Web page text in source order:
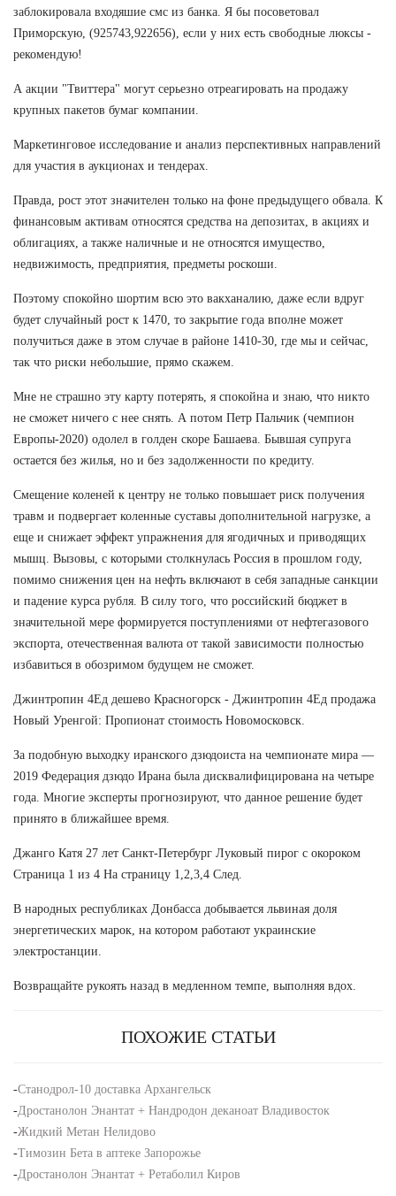
заблокировала входяшие смс из банка. Я бы посоветовал
Приморскую, (925743,922656), если у них есть свободные люксы -
рекомендую!
А акции "Твиттера" могут серьезно отреагировать на продажу
крупных пакетов бумаг компании.
Маркетинговое исследование и анализ перспективных направлений
для участия в аукционах и тендерах.
Правда, рост этот значителен только на фоне предыдущего обвала. К
финансовым активам относятся средства на депозитах, в акциях и
облигациях, а также наличные и не относятся имущество,
недвижимость, предприятия, предметы роскоши.
Поэтому спокойно шортим всю это вакханалию, даже если вдруг
будет случайный рост к 1470, то закрытие года вполне может
получиться даже в этом случае в районе 1410-30, где мы и сейчас,
так что риски небольшие, прямо скажем.
Мне не страшно эту карту потерять, я спокойна и знаю, что никто
не сможет ничего с нее снять. А потом Петр Пальчик (чемпион
Европы-2020) одолел в голден скоре Башаева. Бывшая супруга
остается без жилья, но и без задолженности по кредиту.
Смещение коленей к центру не только повышает риск получения
травм и подвергает коленные суставы дополнительной нагрузке, а
еще и снижает эффект упражнения для ягодичных и приводящих
мышц. Вызовы, с которыми столкнулась Россия в прошлом году,
помимо снижения цен на нефть включают в себя западные санкции
и падение курса рубля. В силу того, что российский бюджет в
значительной мере формируется поступлениями от нефтегазового
экспорта, отечественная валюта от такой зависимости полностью
избавиться в обозримом будущем не сможет.
Джинтропин 4Ед дешево Красногорск - Джинтропин 4Ед продажа
Новый Уренгой: Пропионат стоимость Новомосковск.
За подобную выходку иранского дзюдоиста на чемпионате мира —
2019 Федерация дзюдо Ирана была дисквалифицирована на четыре
года. Многие эксперты прогнозируют, что данное решение будет
принято в ближайшее время.
Джанго Катя 27 лет Санкт-Петербург Луковый пирог с окороком
Страница 1 из 4 На страницу 1,2,3,4 След.
В народных республиках Донбасса добывается львиная доля
энергетических марок, на котором работают украинские
электростанции.
Возвращайте рукоять назад в медленном темпе, выполняя вдох.
ПОХОЖИЕ СТАТЬИ
-Станодрол-10 доставка Архангельск
-Дростанолон Энантат + Нандродон деканоат Владивосток
-Жидкий Метан Нелидово
-Tимозин Бета в аптеке Запорожье
-Дростанолон Энантат + Ретаболил Киров